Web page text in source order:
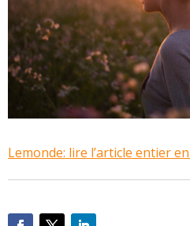
Lemonde: lire l’article entier